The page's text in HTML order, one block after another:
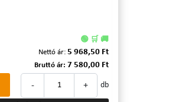
🟢 🛒 🚚
Nettó ár: 5 968,50 Ft
Bruttó ár: 7 580,00 Ft
- + db